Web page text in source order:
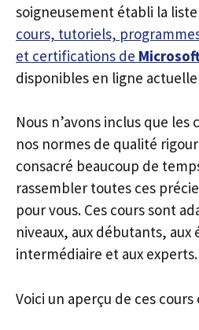
soigneusement établi la
cours, tutoriels,
et certifications de
disponibles en ligne
Nous n’avons inclus que
nos normes de qualité
consacré beaucoup de
rassembler toutes ces
pour vous. Ces cours sont
niveaux, aux débutants, aux
intermédiaire et aux experts.
Voici un aperçu de ces